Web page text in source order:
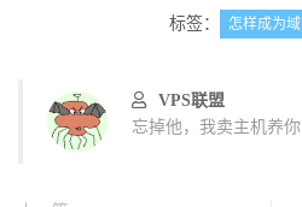
标签： 怎样成为
VPS联盟
忘掉他，我卖主机养你